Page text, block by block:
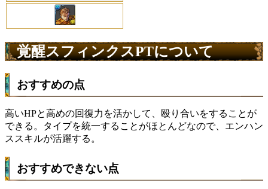
覚醒スフィンクスPTについて
おすすめの点
高いHPと高めの回復力を活かして、殴り合いをすることが
できる。タイプを統一することがほとんどなので、エンハン
ススキルが活躍する。
おすすめできない点